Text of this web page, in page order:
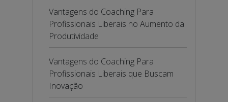
Vantagens do Coaching Para
Profissionais Liberais no Aumento da
Produtividade
Vantagens do Coaching Para
Profissionais Liberais que Buscam
Inovação